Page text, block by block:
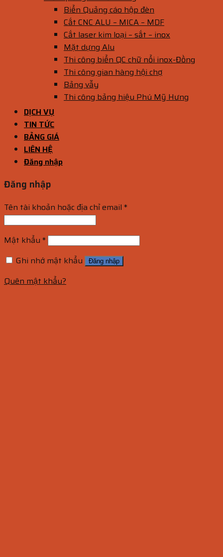
Biển Quảng cáo hộp đèn
Cắt CNC ALU – MICA – MDF
Cắt laser kim loại – sắt – inox
Mặt dựng Alu
Thi công biển QC chữ nổi inox-Đồng
Thi công gian hàng hội chợ
Bảng vẫy
Thi công bảng hiệu Phú Mỹ Hưng
DỊCH VỤ
TIN TỨC
BẢNG GIÁ
LIÊN HỆ
Đăng nhập
Đăng nhập
Tên tài khoản hoặc địa chỉ email *
Mật khẩu *
Ghi nhớ mật khẩu
Đăng nhập
Quên mật khẩu?